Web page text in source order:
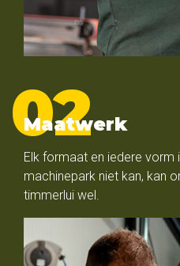
Maatwerk
Elk formaat en iedere vorm
machinepark niet kan, kan
timmerlui wel.